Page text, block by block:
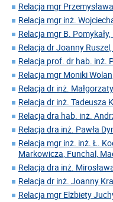
Relacja mgr
Relacja mgr inż.
Relacja mgr B.
Relacja dr Joanny
Relacja prof. dr hab. inż.
Relacja mgr Moniki
Relacja dr inż.
Relacja dr inż. Tadeusza
Relacja dra hab. inż.
Relacja dra inż. Pawła
Relacja mgr inż. inż. Ł.
Markowicza, Funchal,
Relacja dra inż.
Relacja dr inż. Joanny
Relacja mgr Elżbiety